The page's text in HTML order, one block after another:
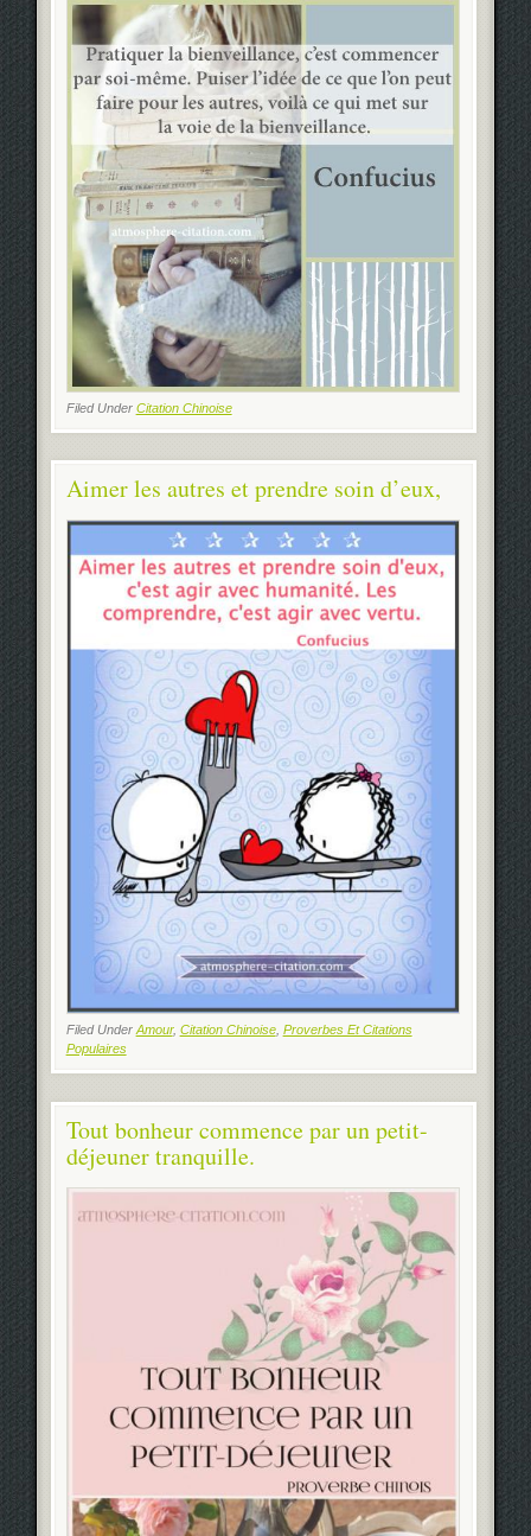
Filed Under Citation Chinoise
Aimer les autres et prendre soin d’eux,
Filed Under Amour, Citation Chinoise, Proverbes Et Citations
Populaires
Tout bonheur commence par un petit-
déjeuner tranquille.